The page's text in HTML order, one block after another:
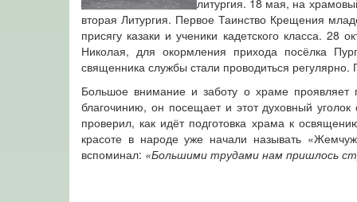
литургия. 18 мая, на
вторая Литургия. Первое Таинство Крещения
присягу казаки и ученики кадетского класса. 28
Николая, для окормления прихода посёлка
священника службы стали проводиться
Большое внимание и заботу о храме
благочинию, он посещает и этот духовный
проверил, как идёт подготовка храма к
красоте в народе уже начали называть
вспоминал: «Большими трудами нам пришлось